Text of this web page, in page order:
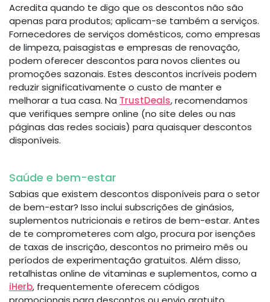
Acredita quando te digo que os descontos não são
apenas para produtos; aplicam-se também a serviços.
Fornecedores de serviços domésticos, como empresas
de limpeza, paisagistas e empresas de renovação,
podem oferecer descontos para novos clientes ou
promoções sazonais. Estes descontos incríveis podem
reduzir significativamente o custo de manter e
melhorar a tua casa. Na TrustDeals, recomendamos
que verifiques sempre online (no site deles ou nas
páginas das redes sociais) para quaisquer descontos
disponíveis.
Saúde e bem-estar
Sabias que existem descontos disponíveis para o setor
de bem-estar? Isso inclui subscrições de ginásios,
suplementos nutricionais e retiros de bem-estar. Antes
de te comprometeres com algo, procura por isenções
de taxas de inscrição, descontos no primeiro mês ou
períodos de experimentação gratuitos. Além disso,
retalhistas online de vitaminas e suplementos, como a
iHerb, frequentemente oferecem códigos